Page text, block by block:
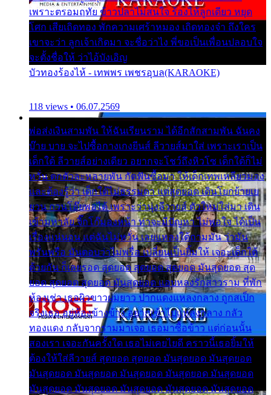
เพราะตรอมฤทัย ข้าวปลาไม่สนใจ ร้องไห้ลูกเดียว หยุด
โศก เสียเถิดทอง พักความเศร้าหมอง เถิดทองจ๋า ถึงใคร
เขาจะว่า ลูกเจ้าเกิดมา จะชื่อว่าไง พี่ขอเป็นเพื่อนปลอบใจ
จะตั้งชื่อให้ ว่าไอ้บังเอิญ
บัวทองร้องไห้ - เทพพร เพชรอุบล(KARAOKE)
118 views • 06.07.2569
พ่อส่งเงินสามพัน ให้ฉันเรียนราม ได้อีกสักสามพัน ฉันคง
บ๊าย บาย จะไปซื้อกางเกงยีนส์ ลีวายส์มาใส่ เพราะเราเป็น
เด็กใต้ ลีวายส์อย่างเดียว อยากจะโชว์ถึงหิวโซ เด็กใต้ก็ไม่
หวั่น ตกตัวละหลายพัน กัดฟันซื้อมา ให้เด็กเทพเหลียวมอง
และต้องรู้ว่า เด็กใต้ไม่ธรรมดา แต่สุดยอด เดินโยกย้ายเย
ยวน กวนโอ๊ยพอได้ เพราะว่านุ่งลีวายส์ ตัวใหม่ใส่มา เดิน
เข้ามหาลัย จิ๊กโก๊มองหน้า ท่าจะมีปัญหา ไม่พอใจ ได้เป็น
เรื่องแน่นอน แต่ฉันไม่หวั่น เลยแหลงใต้ถามมัน ว่ามัน
พรั่นพรือ มันตอบว่าไม่พรื่อ เปลี่ยนเป็นยิ้มให้ เจอะเด็กใต้
ด้วยกัน ก็เลยรอด สุดยอด สุดยอด สุดยอด มันสุดยอด สุด
ยอด สุดยอด สุดยอด มันสุดยอด แอบหลงรักสาวราม ที่พัก
ห้องเช่า เธอผิวขาวผมยาว ปากแดงแหลงกลาง ถูกสเป็ก
จริงเธอ อยู่ห้องข้างข้าง อยากเข้าไปแหลงกลาง กลัว
ทองแดง กลับจากรามมาเจอ เธอมาซื้อข้าว แต่ก่อนนั้น
สองเรา เจอะกันครั้งใด เธอไม่เคยไยดี คราวนี้เธอยิ้มให้
ต้องให้ใส่ลีวายส์ สุดยอด สุดยอด มันสุดยอด มันสุดยอด
มันสุดยอด มันสุดยอด มันสุดยอด มันสุดยอด มันสุดยอด
มันสุดยอด มันสุดยอด มันสุดยอด มันสุดยอด มันสุดยอด